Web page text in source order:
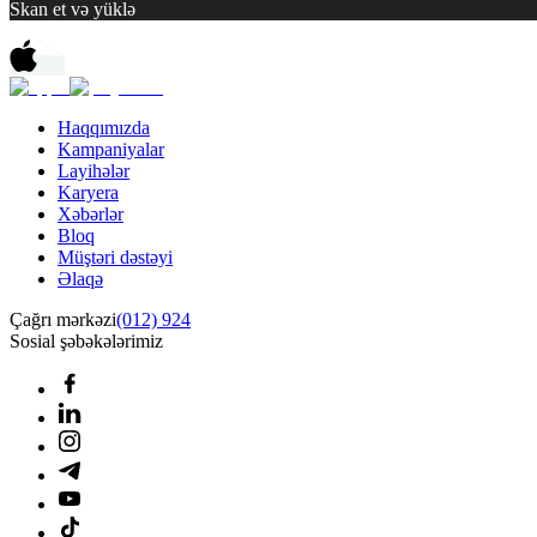
Skan et və yüklə
Haqqımızda
Kampaniyalar
Layihələr
Karyera
Xəbərlər
Bloq
Müştəri dəstəyi
Əlaqə
Çağrı mərkəzi(012) 924
Sosial şəbəkələrimiz